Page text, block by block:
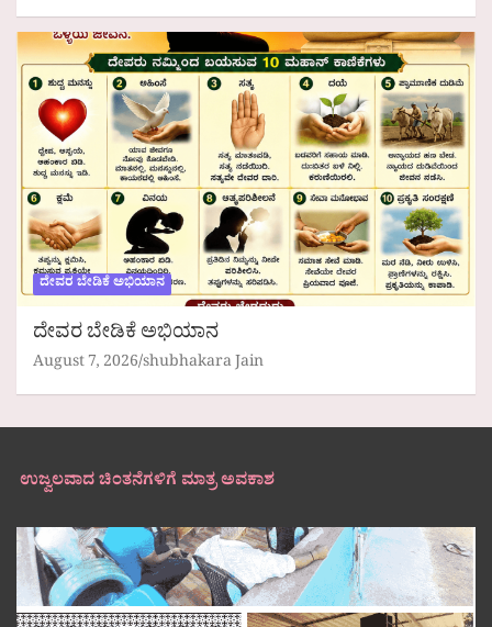
ದೇವರ ಬೇಡಿಕೆ ಅಭಿಯಾನ
ದೇವರ ಬೇಡಿಕೆ ಅಭಿಯಾನ
August 7, 2026 shubhakara Jain
ಉಜ್ವಲವಾದ ಚಿಂತನೆಗಳಿಗೆ ಮಾತ್ರ ಅವಕಾಶ